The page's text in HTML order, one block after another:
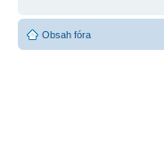
Obsah fóra